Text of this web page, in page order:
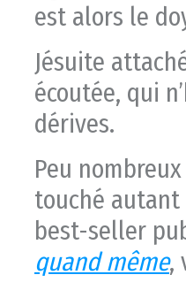
est alors le
Jésuite
écoutée, qui
dérives.
Peu
touché
best-seller
quand même,